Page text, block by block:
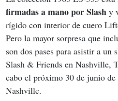
firmadas a mano por Slash y
rígido con interior de cuero
Pero la mayor sorpresa que
son dos pases para asistir a un
Slash & Friends en Nashville,
cabo el próximo 30 de junio
Nashville.